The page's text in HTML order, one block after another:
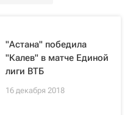
"Астана" победила
"Калев" в матче Единой
лиги ВТБ
16 декабря 2018